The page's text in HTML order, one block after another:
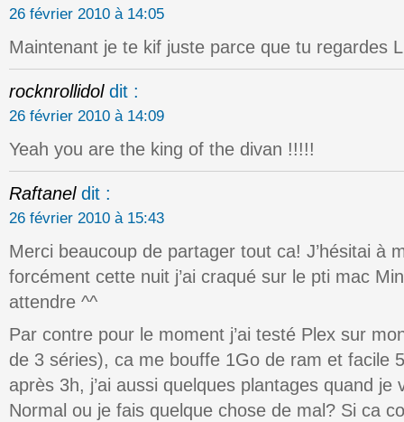
26 février 2010 à 14:05
Maintenant je te kif juste parce que tu regardes
rocknrollidol dit :
26 février 2010 à 14:09
Yeah you are the king of the divan !!!!!
Raftanel dit :
26 février 2010 à 15:43
Merci beaucoup de partager tout ca! J’hésitai à
forcément cette nuit j’ai craqué sur le pti mac
attendre ^^
Par contre pour le moment j’ai testé Plex sur
de 3 séries), ca me bouffe 1Go de ram et facile
après 3h, j’ai aussi quelques plantages quand je
Normal ou je fais quelque chose de mal? Si ca